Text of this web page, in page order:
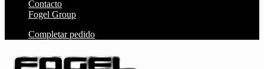
Contacto
Fogel Group
Completar pedido